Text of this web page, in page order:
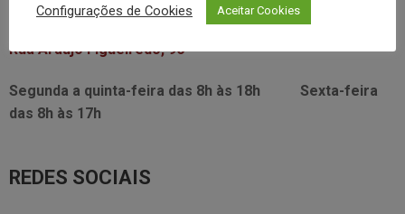
VISITE NOSSO SHOWRROM:
Rua Araújo Figueiredo, 96
Segunda a quinta-feira das 8h às 18h
Sexta-feira
das 8h às 17h
REDES SOCIAIS
Configurações de Cookies Aceitar Cookies